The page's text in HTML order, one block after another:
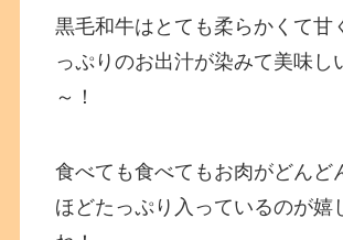
黒毛和牛はとても柔らかくて甘
っぷりのお出汁が染みて美味し
～！
食べても食べてもお肉がどんど
ほどたっぷり入っているのが嬉